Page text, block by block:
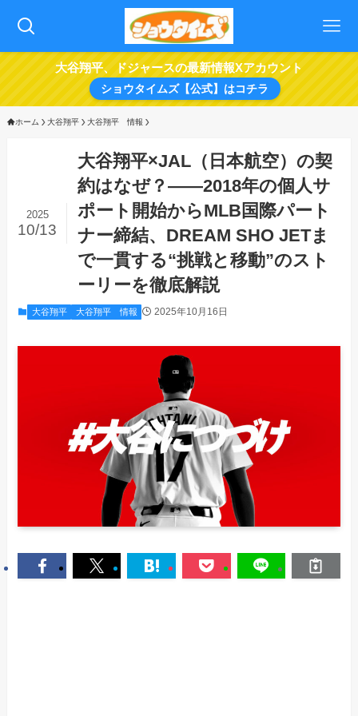
大谷翔平、ドジャースの最新情報Xアカウント
ショウタイムズ【公式】はコチラ
ホーム 大谷翔平 大谷翔平 情報
大谷翔平×JAL（日本航空）の契
約はなぜ？――2018年の個人サ
ポート開始からMLB国際パート
ナー締結、DREAM SHO JETま
で一貫する“挑戦と移動”のスト
ーリーを徹底解説
2025
10/13
大谷翔平 大谷翔平 情報 2025年10月16日